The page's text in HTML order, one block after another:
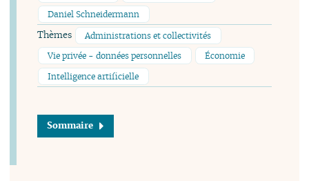
Daniel Schneidermann
Thèmes
Administrations et collectivités
Vie privée - données personnelles
Économie
Intelligence artificielle
Sommaire